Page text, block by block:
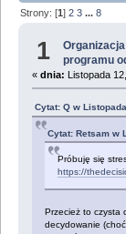
Strony: [1]2 3 ...8
1
programu
« dnia: Listopada
Cytat: Q w
Cytat: Retsam w
Próbuję się
https://
Przecież to czysta
decydowanie